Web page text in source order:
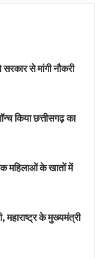
से मांगी नौकरी
किया छत्तीसगढ़ का
महिलाओं के खातों में
महाराष्ट्र के मुख्यमंत्री